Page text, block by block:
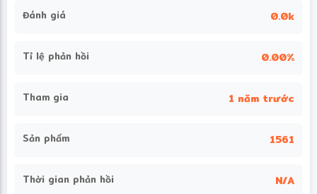
Đánh giá 0.0k
Tỉ lệ phản hồi 0.00%
Tham gia 1 năm trước
Sản phẩm 1561
Thời gian phản hồi N/A